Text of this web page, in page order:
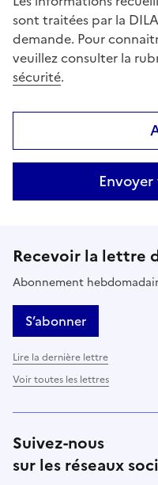
sont traitées par la
demande. Pour
veuillez consulter la
sécurité.
Recevoir la lettre
Abonnement
S’abonner
Lire la dernière lettre
Voir toutes les lettres
Suivez-nous
sur les réseaux